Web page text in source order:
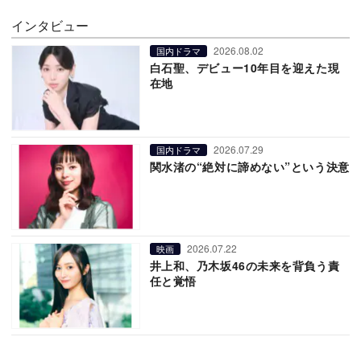
インタビュー
国内ドラマ 2026.08.02
白石聖、デビュー10年目を迎えた現
在地
国内ドラマ 2026.07.29
関水渚の“絶対に諦めない”という決意
映画 2026.07.22
井上和、乃木坂46の未来を背負う責
任と覚悟